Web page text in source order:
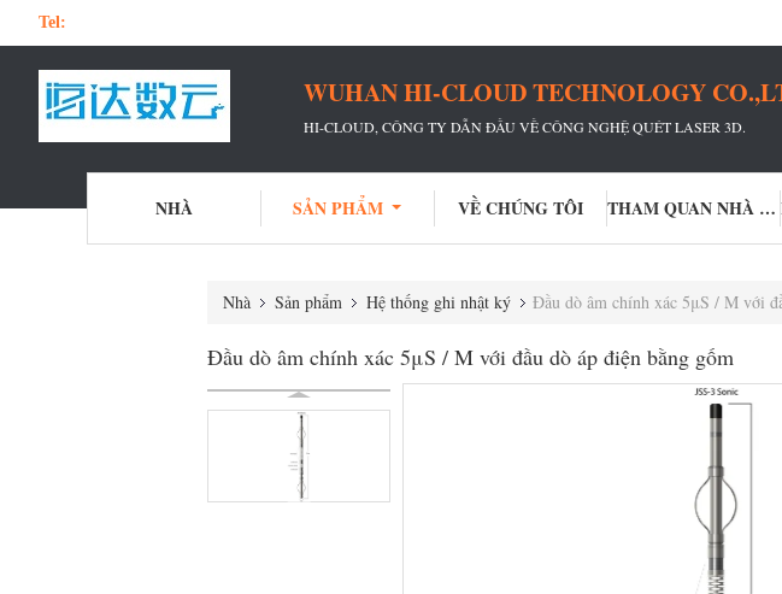
Tel:
WUHAN HI-CLOUD TECHNOLOGY
HI-CLOUD, CÔNG TY DẪN ĐẦU VỀ CÔNG NGHỆ QUÉT LASER 3D.
NHÀ SẢN PHẨM VỀ CHÚNG TÔI THAM QUAN NHÀ MÁY
Nhà Sản phẩm Hệ thống ghi nhật ký Đầu dò âm chính xác 5μS / M với
Đầu dò âm chính xác 5μS / M với đầu dò áp điện bằng gốm